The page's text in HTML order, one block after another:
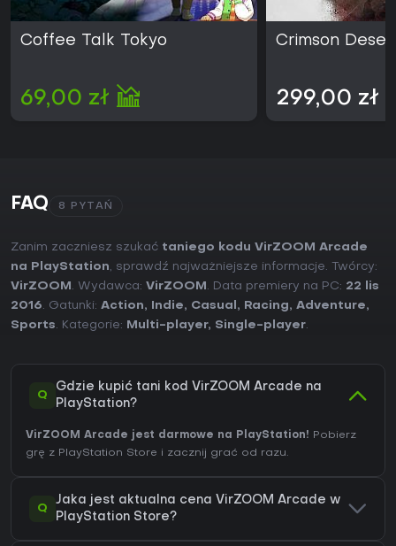
Coffee Talk Tokyo
69,00 zł
Crimson
299,00 zł
FAQ 8 PYTAŃ
Zanim zaczniesz szukać taniego kodu VirZOOM Arcade
na PlayStation, sprawdź najważniejsze informacje. Twórcy:
VirZOOM . Wydawca: VirZOOM . Data premiery na PC: 22 lis
2016. Gatunki: Action, Indie, Casual , Racing, Adventure,
Sports. Kategorie: Multi-player, Single-player.
Q
Gdzie kupić tani kod VirZOOM Arcade na
PlayStation?
VirZOOM Arcade jest darmowe na PlayStation! Pobierz
grę z PlayStation Store i zacznij grać od razu.
Q
Jaka jest aktualna cena VirZOOM Arcade w
PlayStation Store?